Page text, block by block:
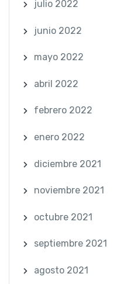
julio 2022
junio 2022
mayo 2022
abril 2022
febrero 2022
enero 2022
diciembre 2021
noviembre 2021
octubre 2021
septiembre 2021
agosto 2021